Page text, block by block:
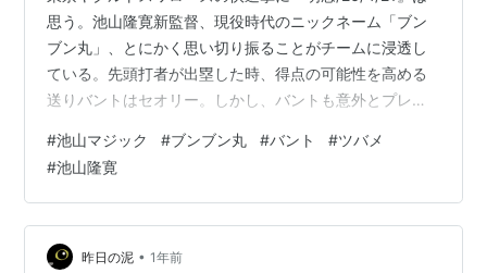
オマー・ビスケル
なお、MLBでは日本ほどバントは多用されない。
塁しようとした走者をアウトにするために送球したもの
:一塁手・三塁手・投手が打者の方向に猛ダッシュを
思う。池山隆寛新監督、現役時代のニックネーム「ブン
ブン丸」、とにかく思い切り振ることがチームに浸透し
ている。先頭打者が出塁した時、得点の可能性を高める
送りバントはセオリー。しかし、バントも意外とプレッ
決定打が求められ、その打者が倒れると次の打者のプレ
ッシャーは２倍。バントをしなければダブルプレーや三
振を喫しても、それは「監督の責任」。頼りにされ「自
由に打て」は自分で考えて攻めなさいと、これを繰り返
すと選手は自然と成長する。池山監督の手法は新鮮で、
#池山マジック #ブンブン丸 #バント #ツバメ
#池山隆寛
昨日の泥 • 1年前